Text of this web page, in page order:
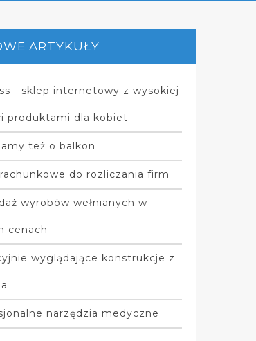
ARTYKUŁY
- sklep internetowy z wysokiej
produktami dla kobiet
też o balkon
do rozliczania firm
wyrobów wełnianych w
cenach
wyglądające konstrukcje z
narzędzia medyczne